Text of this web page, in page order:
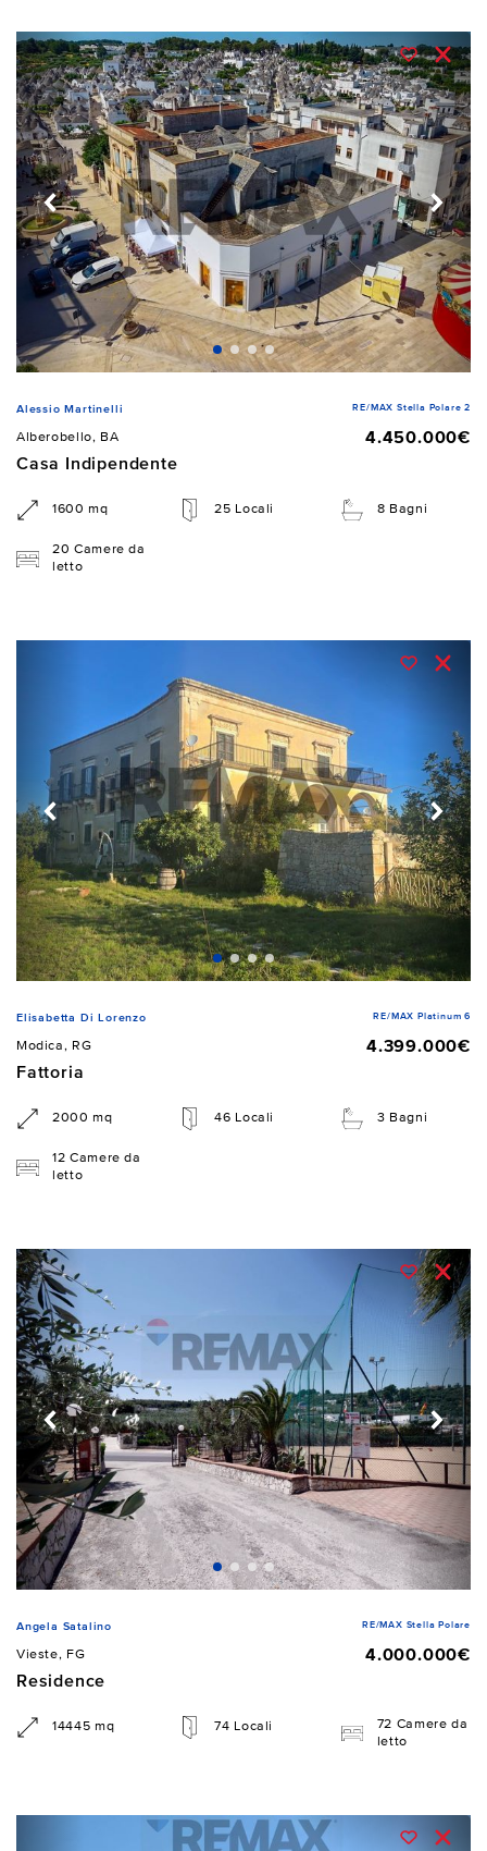
Alessio Martinelli RE/MAX Stella Polare 2
Alberobello, BA
4.450.000€
Casa Indipendente
1600 mq 25 Locali 8 Bagni
20 Camere da
letto
Elisabetta Di Lorenzo RE/MAX Platinum 6
Modica, RG
4.399.000€
Fattoria
2000 mq 46 Locali 3 Bagni
12 Camere da
letto
Angela Satalino RE/MAX Stella Polare
Vieste, FG
4.000.000€
Residence
14445 mq 74 Locali
72 Camere da
letto